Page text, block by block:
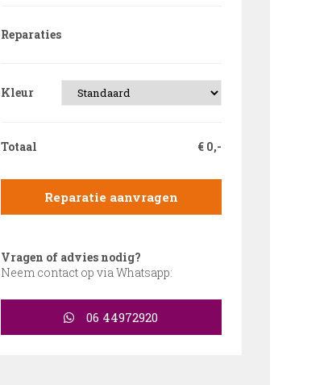
Reparaties
Kleur
Totaal € 0,-
Reparatie aanvragen
Vragen of advies nodig?
Neem contact op via Whatsapp:
06 44972920